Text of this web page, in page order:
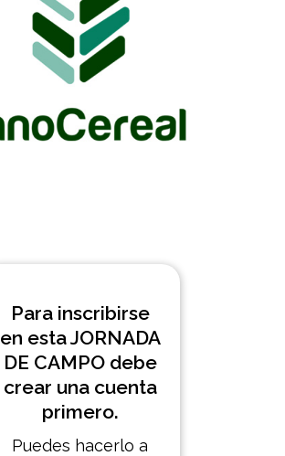
Para inscribirse
en esta JORNADA
DE CAMPO debe
crear una cuenta
primero.
Puedes hacerlo a